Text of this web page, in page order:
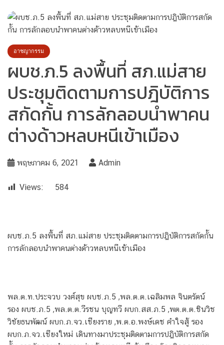
อาชญากรรม
ผบช.ภ.5 ลงพื้นที่ สภ.แม่สาย
ประชุมติดตามการปฎิบัติการ
สกัดกั้น การลักลอบนำพาคน
ต่างด้าวหลบหนีเข้าเมือง
พฤษภาคม 6, 2021 Admin
Views: 584
ผบช.ภ.5 ลงพื้นที่ สภ.แม่สาย ประชุมติดตามการปฎิบัติการสกัดกั้น
การลักลอบนำพาคนต่างด้าวหลบหนีเข้าเมือง
พล.ต.ท.ประจวบ วงศ์สุข ผบช.ภ.5 ,พล.ต.ต.เฉลิมพล จินตรัตน์
รอง ผบช.ภ.5 ,พล.ต.ต.วีรชน บุญทวี ผบก.สส.ภ.5 ,พต.ต.ต.ชินวิช
วิชัยธนพัฒน์ ผบก.ภ.จว.เชียงราย ,พ.ต.อ.พงษ์เดช คำใจสู้ รอง
ผบก.ภ.จว.เชียงใหม่ เดินทางมาประชุมติดตามการปฎิบัติการสกัด